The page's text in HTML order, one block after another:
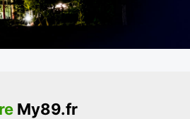
My89.fr